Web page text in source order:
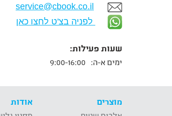
service@cbook.co.il
לפניה בצ'ט לחצו כאן
שעות פעילות:
ימים א-ה:
מוצרים אודות